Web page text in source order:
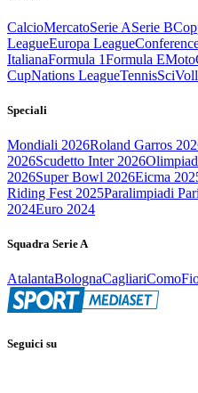
CalcioMercatoSerie ASerie B
LeagueEuropa League
ItalianaFormula 1Formula E
CupNations LeagueTennisSci
Speciali
Mondiali 2026Roland Garros
2026Scudetto Inter 2026
2026Super Bowl 2026Eicma
Riding Fest 2025Paralimpiadi
2024Euro 2024
Squadra Serie A
AtalantaBolognaCagliariComo
Seguici su